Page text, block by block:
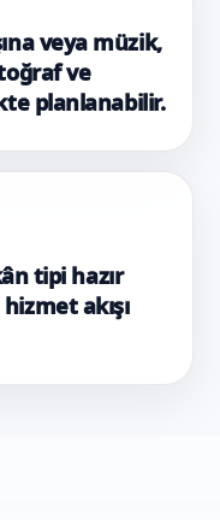
veya müzik,
ve
planlanabilir.
tipi hazır
akışı